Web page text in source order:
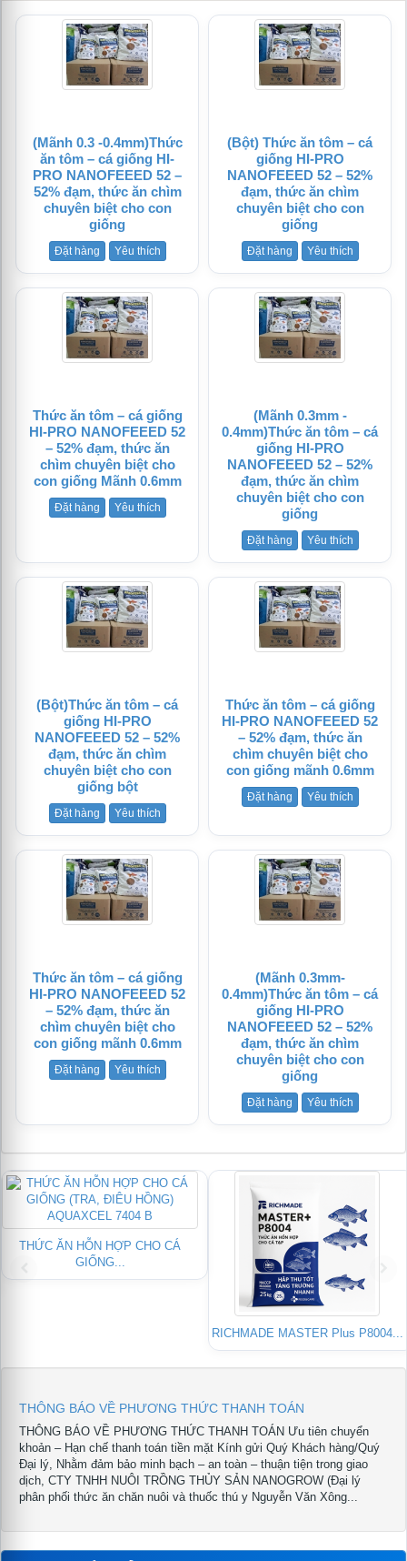
(Mãnh 0.3 -0.4mm)Thức
ăn tôm – cá giống HI-
PRO NANOFEEED 52 –
52% đạm, thức ăn chìm
chuyên biệt cho con
giống
Đặt hàng Yêu thích
(Bột) Thức ăn tôm – cá
giống HI-PRO
NANOFEEED 52 – 52%
đạm, thức ăn chìm
chuyên biệt cho con
giống
Đặt hàng Yêu thích
Thức ăn tôm – cá giống
HI-PRO NANOFEEED 52
– 52% đạm, thức ăn
chìm chuyên biệt cho
con giống Mãnh 0.6mm
Đặt hàng Yêu thích
(Mãnh 0.3mm -
0.4mm)Thức ăn tôm – cá
giống HI-PRO
NANOFEEED 52 – 52%
đạm, thức ăn chìm
chuyên biệt cho con
giống
Đặt hàng Yêu thích
(Bột)Thức ăn tôm – cá
giống HI-PRO
NANOFEEED 52 – 52%
đạm, thức ăn chìm
chuyên biệt cho con
giống bột
Đặt hàng Yêu thích
Thức ăn tôm – cá giống
HI-PRO NANOFEEED 52
– 52% đạm, thức ăn
chìm chuyên biệt cho
con giống mãnh 0.6mm
Đặt hàng Yêu thích
Thức ăn tôm – cá giống
HI-PRO NANOFEEED 52
– 52% đạm, thức ăn
chìm chuyên biệt cho
con giống mãnh 0.6mm
Đặt hàng Yêu thích
(Mãnh 0.3mm-
0.4mm)Thức ăn tôm – cá
giống HI-PRO
NANOFEEED 52 – 52%
đạm, thức ăn chìm
chuyên biệt cho con
giống
Đặt hàng Yêu thích
THỨC ĂN HỖN HỢP CHO CÁ
GIỐNG...
RICHMADE MASTER Plus P8004...
THÔNG BÁO VỀ PHƯƠNG THỨC THANH TOÁN
THÔNG BÁO VỀ PHƯƠNG THỨC THANH TOÁN Ưu tiên chuyển
khoản – Hạn chế thanh toán tiền mặt Kính gửi Quý Khách hàng/Quý
Đại lý, Nhằm đảm bảo minh bạch – an toàn – thuận tiện trong giao
dịch, CTY TNHH NUÔI TRỒNG THỦY SẢN NANOGROW (Đại lý
phân phối thức ăn chăn nuôi và thuốc thú y Nguyễn Văn Xông...